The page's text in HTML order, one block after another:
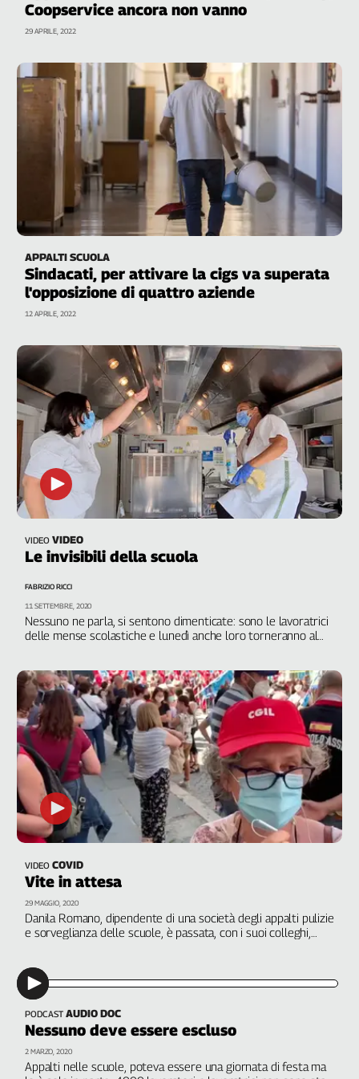
Filcams
Filctem
Filt
Fiom
Slc
Spi
Inca
Caaf
Speciali
G8
di
Genova,
sangue
della
ragione
120
anni
Cgil
Collettiva
Academy
Play
Rubriche
Collettiva
La
settimana
Collettiva
Girasoli
Il
Sassolino
Economica
Tech
It
Inserti
Idea
Diffusa
Le
trasmissioni
tv
Progress
Coopservice ancora non vanno
29 APRILE, 2022
APPALTI SCUOLA
Sindacati, per attivare la cigs va superata
l'opposizione di quattro aziende
12 APRILE, 2022
VIDEO VIDEO
Le invisibili della scuola
Nessuno ne parla, si sentono dimenticate: sono le lavoratrici
delle mense scolastiche e lunedì anche loro torneranno al
campanella
FABRIZIO RICCI
11 SETTEMBRE, 2020
VIDEO COVID
Vite in attesa
Danila Romano, dipendente di una società degli appalti pulizie
e sorveglianza delle scuole, è passata, con i suoi colleghi,
covid. E adesso si ritrova senza reddito da mesi
29 MAGGIO, 2020
PODCAST AUDIO DOC
Nessuno deve essere escluso
Appalti nelle scuole, poteva essere una giornata di festa ma
2 MARZO, 2020